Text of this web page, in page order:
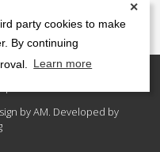
party cookies to make
By continuing
Learn more
✕
by AM. Developed by